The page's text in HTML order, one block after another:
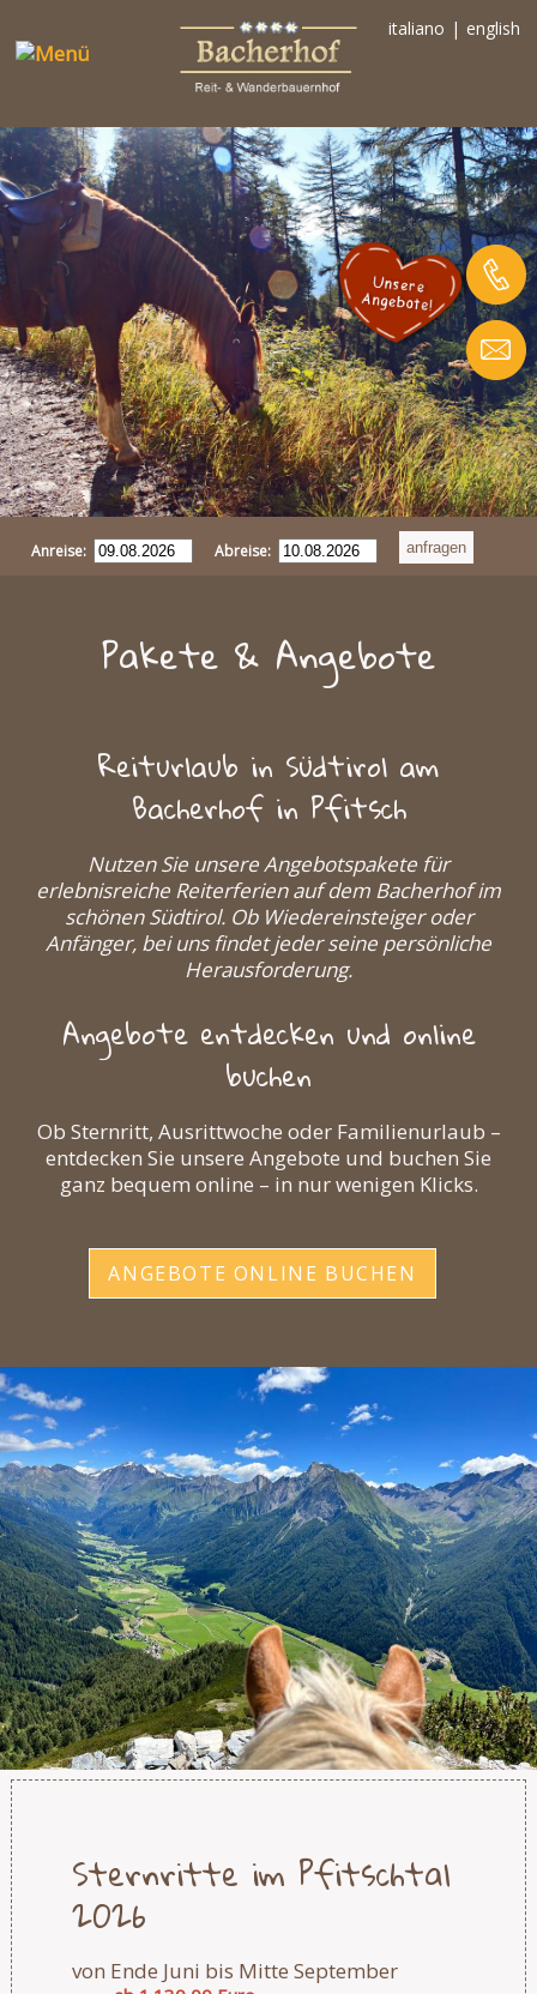
italiano | english
Anreise: Abreise:
Pakete & Angebote
Reiturlaub in Südtirol am
Bacherhof in Pfitsch
Nutzen Sie unsere Angebotspakete für
erlebnisreiche Reiterferien auf dem Bacherhof im
schönen Südtirol. Ob Wiedereinsteiger oder
Anfänger, bei uns findet jeder seine persönliche
Herausforderung.
Angebote entdecken und online
buchen
Ob Sternritt, Ausrittwoche oder Familienurlaub –
entdecken Sie unsere Angebote und buchen Sie
ganz bequem online – in nur wenigen Klicks.
ANGEBOTE ONLINE BUCHEN
Sternritte im Pfitschtal
2026
von Ende Juni bis Mitte September